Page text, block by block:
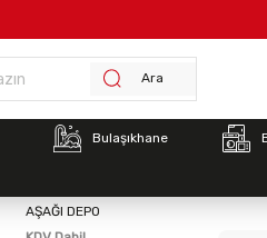
Ara
Bulaşıkhane
Stok Kodu:2012090014
TAHLİYE HORT. RAL
AŞAĞI DEPO